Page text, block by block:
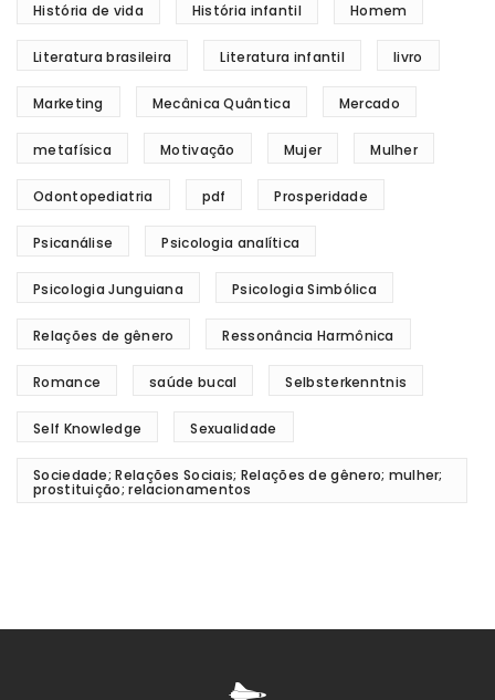
História de vida História infantil Homem
Literatura brasileira Literatura infantil livro
Marketing Mecânica Quântica Mercado
metafísica Motivação Mujer Mulher
Odontopediatria pdf Prosperidade
Psicanálise Psicologia analítica
Psicologia Junguiana Psicologia Simbólica
Relações de gênero Ressonância Harmônica
Romance saúde bucal Selbsterkenntnis
Self Knowledge Sexualidade
Sociedade; Relações Sociais; Relações de gênero; mulher;
prostituição; relacionamentos